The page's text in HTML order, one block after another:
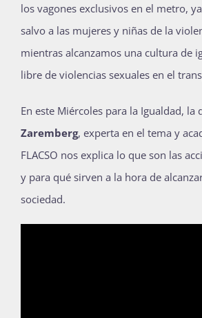
los vagones exclusivos en el metro,
salvo a las mujeres y niñas de la
mientras alcanzamos una cultura de
libre de violencias sexuales en el
En este Miércoles para la Igualdad, la
Zaremberg, experta en el tema y
FLACSO nos explica lo que son las
y para qué sirven a la hora de
sociedad.